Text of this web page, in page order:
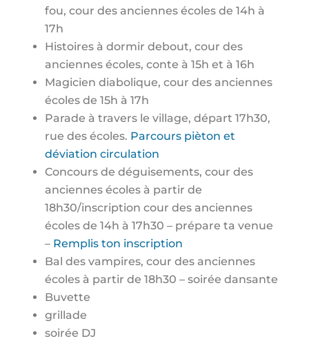
fou, cour des anciennes écoles de 14h à
17h
Histoires à dormir debout, cour des
anciennes écoles, conte à 15h et à 16h
Magicien diabolique, cour des anciennes
écoles de 15h à 17h
Parade à travers le village, départ 17h30,
rue des écoles. Parcours pièton et
déviation circulation
Concours de déguisements, cour des
anciennes écoles à partir de
18h30/inscription cour des anciennes
écoles de 14h à 17h30 – prépare ta venue
– Remplis ton inscription
Bal des vampires, cour des anciennes
écoles à partir de 18h30 – soirée dansante
Buvette
grillade
soirée DJ